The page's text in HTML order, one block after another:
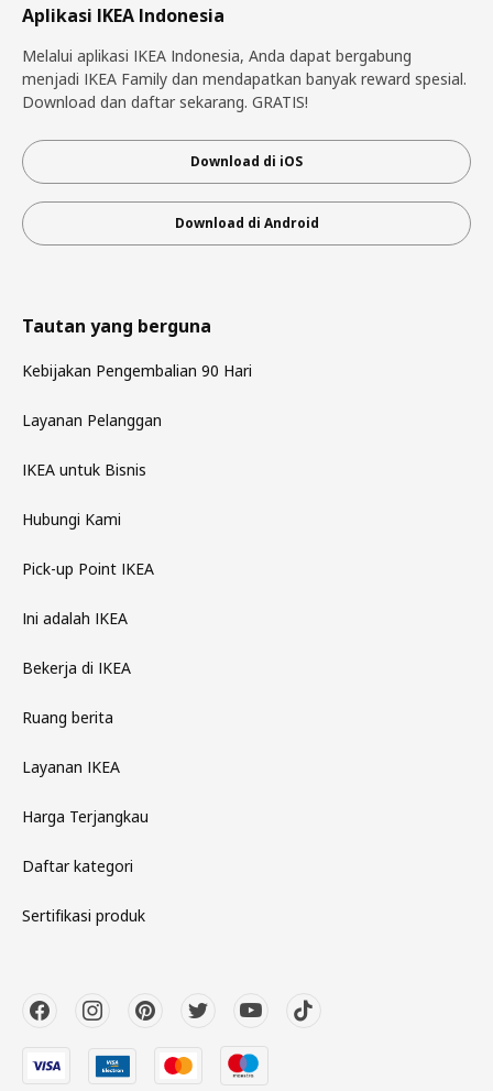
Aplikasi IKEA Indonesia
Melalui aplikasi IKEA Indonesia, Anda dapat bergabung
menjadi IKEA Family dan mendapatkan banyak reward spesial.
Download dan daftar sekarang. GRATIS!
Download di iOS
Download di Android
Tautan yang berguna
Kebijakan Pengembalian 90 Hari
Layanan Pelanggan
IKEA untuk Bisnis
Hubungi Kami
Pick-up Point IKEA
Ini adalah IKEA
Bekerja di IKEA
Ruang berita
Layanan IKEA
Harga Terjangkau
Daftar kategori
Sertifikasi produk